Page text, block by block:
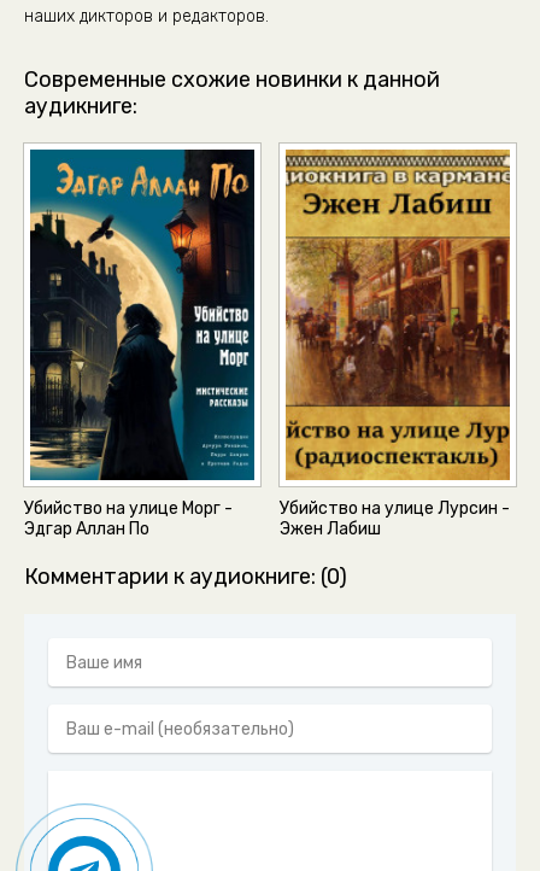
наших дикторов и редакторов.
Современные схожие новинки к данной
аудикниге:
Убийство на улице Морг -
Эдгар Аллан По
Убийство на улице Лурсин -
Эжен Лабиш
Комментарии к аудиокниге: (0)